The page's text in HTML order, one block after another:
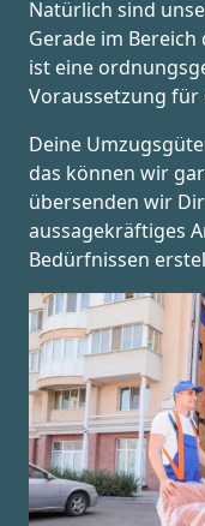
Natürlich sind
Gerade im
ist eine
Voraussetzung für
Deine
das können wir
übersenden wir
aussagekräftiges
Bedürfnissen